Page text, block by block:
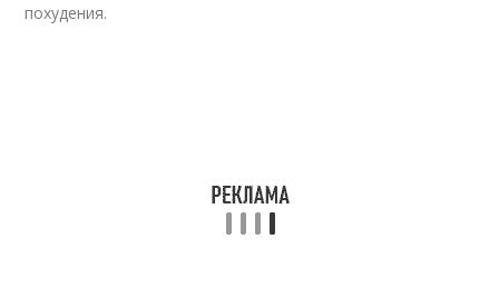
похудения.